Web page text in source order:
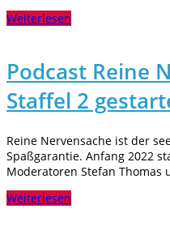
Weiterlesen
Podcast Reine
Staffel 2
Reine Nervensache ist der
Spaßgarantie. Anfang 2022
Moderatoren Stefan Thomas
Weiterlesen